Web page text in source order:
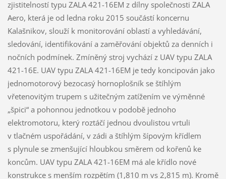
zjistitelností typu ZALA 421-16EM z dílny společnosti ZALA
Aero, která je od ledna roku 2015 součástí koncernu
Kalašnikov, slouží k monitorování oblastí a vyhledávání,
sledování, identifikování a zaměřování objektů za denních i
nočních podmínek. Zmíněný stroj vychází z UAV typu ZALA
421-16E. UAV typu ZALA 421-16EM je tedy koncipován jako
jednomotorový bezocasý hornoplošník se štíhlým
vřetenovitým trupem s užitečným zatížením ve výměnné
„špici“ a pohonnou jednotkou v podobě jednoho
elektromotoru, který roztáčí jednou dvoulistou vrtuli
v tlačném uspořádání, v zádi a štíhlým šípovým křídlem
s plynule se zmenšující hloubkou směrem od kořenů ke
koncům. UAV typu ZALA 421-16EM má ale křídlo nové
konstrukce s menším rozpětím (1,810 m vs 2,815 m). Kromě